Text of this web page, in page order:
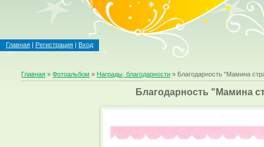
Главная | Регистрация | Вход
Главная »Фотоальбом » Награды, благодарности » Благодарность "Мамина
Благодарность "Мамина